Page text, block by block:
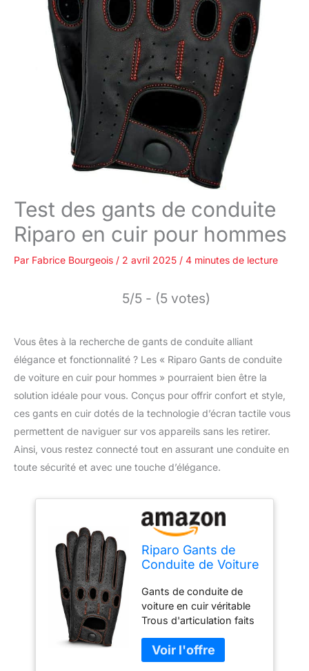
Test des gants de conduite
Riparo en cuir pour hommes
Par Fabrice Bourgeois / 2 avril 2025 / 4 minutes de lecture
5/5 - (5 votes)
Vous êtes à la recherche de gants de conduite alliant
élégance et fonctionnalité ? Les « Riparo Gants de conduite
de voiture en cuir pour hommes » pourraient bien être la
solution idéale pour vous. Conçus pour offrir confort et style,
ces gants en cuir dotés de la technologie d’écran tactile vous
permettent de naviguer sur vos appareils sans les retirer.
Ainsi, vous restez connecté tout en assurant une conduite en
toute sécurité et avec une touche d’élégance.
Riparo Gants de
Conduite de Voiture
Hommes Gants en
Cuir à écran Tactile
à Doigt Complet (L,
Fil Rouge Noir)
Gants de conduite de
voiture en cuir véritable
Trous d'articulation faits
d'équitation non doublés
pour hommes Bouton-